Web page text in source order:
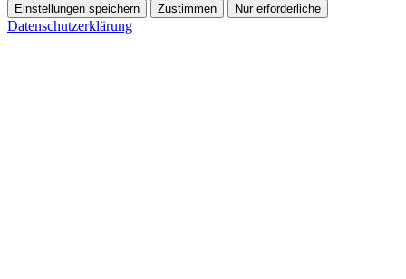
Einstellungen speichern Zustimmen Nur erforderliche
Datenschutzerklärung